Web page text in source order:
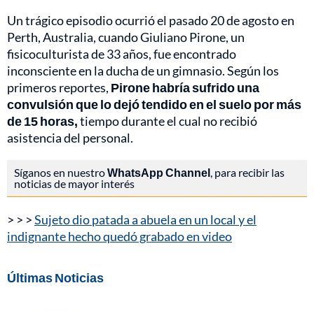
Un trágico episodio ocurrió el pasado 20 de agosto en
Perth, Australia, cuando Giuliano Pirone, un
fisicoculturista de 33 años, fue encontrado
inconsciente en la ducha de un gimnasio. Según los
primeros reportes, Pirone habría sufrido una
convulsión que lo dejó tendido en el suelo por más
de 15 horas,tiempo durante el cual no recibió
asistencia del personal.
Síganos en nuestroWhatsApp Channel, para recibir las
noticias de mayor interés
> > >Sujeto dio patada a abuela en un local y el
indignante hecho quedó grabado en video
Últimas Noticias